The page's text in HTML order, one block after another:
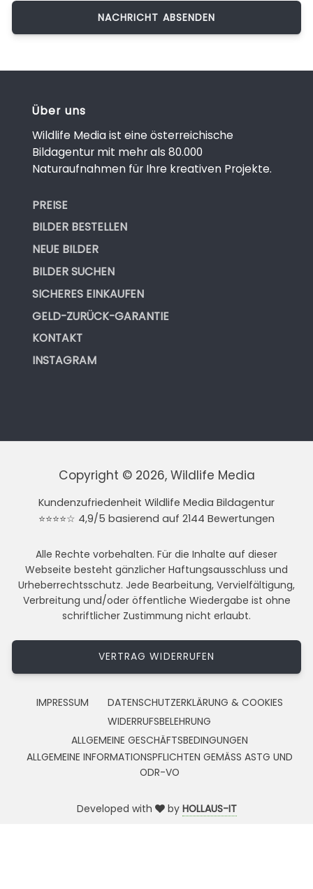
Über uns
Wildlife Media ist eine österreichische
Bildagentur mit mehr als 80.000
Naturaufnahmen für Ihre kreativen Projekte.
PREISE
BILDER BESTELLEN
NEUE BILDER
BILDER SUCHEN
SICHERES EINKAUFEN
GELD-ZURÜCK-GARANTIE
KONTAKT
INSTAGRAM
Copyright © 2026, Wildlife Media
Kundenzufriedenheit Wildlife Media Bildagentur
⭐⭐⭐⭐☆ 4,9/5 basierend auf 2144 Bewertungen
Alle Rechte vorbehalten. Für die Inhalte auf dieser
Webseite besteht gänzlicher Haftungsausschluss und
Urheberrechtsschutz. Jede Bearbeitung, Vervielfältigung,
Verbreitung und/oder öffentliche Wiedergabe ist ohne
schriftlicher Zustimmung nicht erlaubt.
VERTRAG WIDERRUFEN
IMPRESSUM
DATENSCHUTZERKLÄRUNG & COOKIES
WIDERRUFSBELEHRUNG
ALLGEMEINE GESCHÄFTSBEDINGUNGEN
ALLGEMEINE INFORMATIONSPFLICHTEN GEMÄSS ASTG UND
ODR-VO
Developed with by HOLLAUS-IT